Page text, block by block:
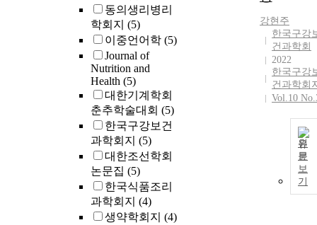
동의생리병리
학회지 (5)
이중언어학 (5)
Journal of
Nutrition and
Health (5)
대한기계학회
춘추학술대회 (5)
한국구강보건
과학회지 (5)
대한조선학회
논문집 (5)
한국식품조리
과학회지 (4)
생약학회지 (4)
강현주
한국구강
건과학회
2022
한국구강
건과학회
Vol.10
원
문
보
기